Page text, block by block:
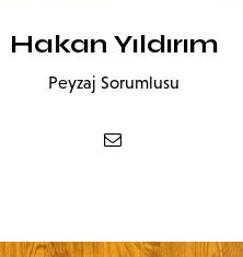
Hakan Yıldırım
Peyzaj Sorumlusu